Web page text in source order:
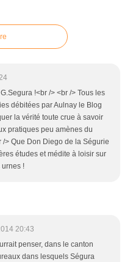
!<br /> <br /> Tous les
débitées par Aulnay le Blog
la vérité toute crue à savoir
pratiques peu amènes du
/> Que Don Diego de la Ségurie
études et médite à loisir sur
urnes !
20:43
penser, dans le canton
dans lesquels Ségura